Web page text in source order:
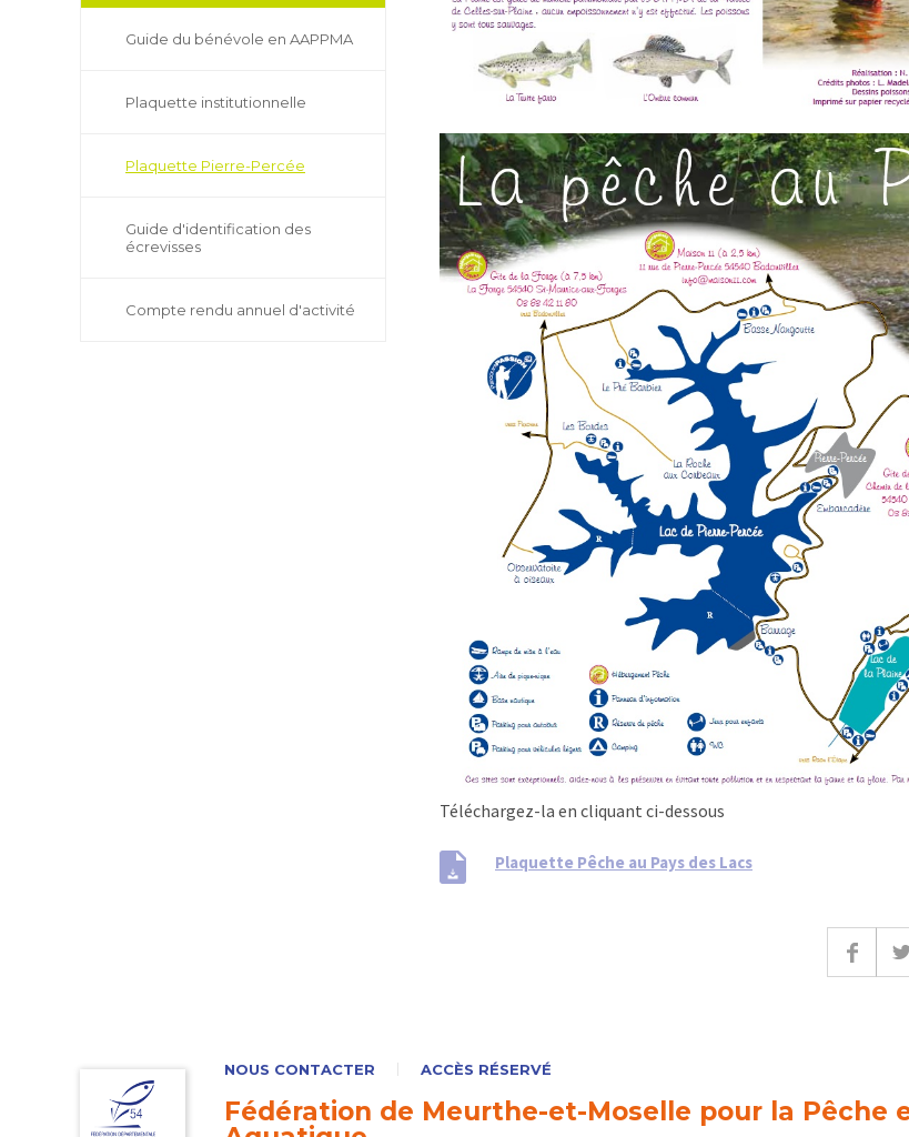
Guide du bénévole en AAPPMA
Plaquette institutionnelle
Plaquette Pierre-Percée
Guide d'identification des
écrevisses
Compte rendu annuel d'activité
Téléchargez-la en cliquant ci-dessous
Plaquette Pêche au Pays des Lacs
NOUS CONTACTER ACCÈS RÉSERVÉ
Fédération de Meurthe-et-Moselle pour la Pêche